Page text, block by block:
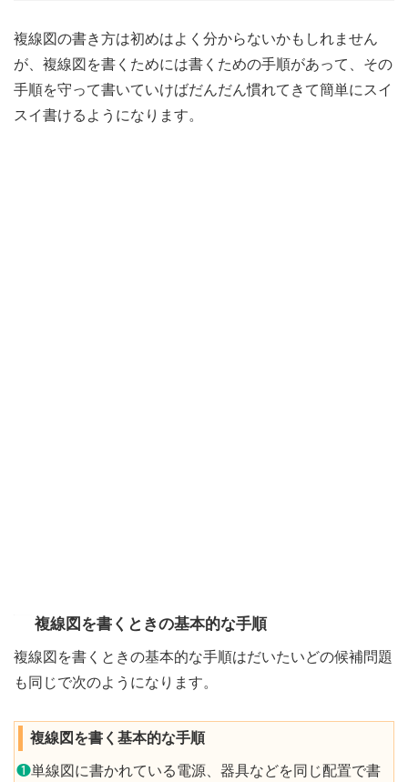
複線図の書き方は初めはよく分からないかもしれません
が、複線図を書くためには書くための手順があって、その
手順を守って書いていけばだんだん慣れてきて簡単にスイ
スイ書けるようになります。
複線図を書くときの基本的な手順
複線図を書くときの基本的な手順はだいたいどの候補問題
も同じで次のようになります。
複線図を書く基本的な手順
❶単線図に書かれている電源、器具などを同じ配置で書